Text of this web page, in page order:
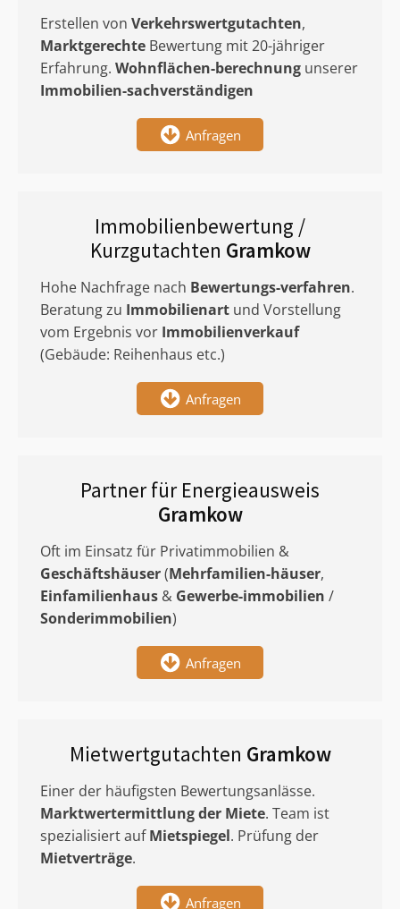
Erstellen von Verkehrswertgutachten,
Marktgerechte Bewertung mit 20-jähriger
Erfahrung. Wohnflächen-berechnung unserer
Immobilien-sachverständigen
Anfragen
Immobilienbewertung /
Kurzgutachten Gramkow
Hohe Nachfrage nach Bewertungs-verfahren.
Beratung zu Immobilienart und Vorstellung
vom Ergebnis vor Immobilienverkauf
(Gebäude: Reihenhaus etc.)
Anfragen
Partner für Energieausweis
Gramkow
Oft im Einsatz für Privatimmobilien &
Geschäftshäuser(Mehrfamilien-häuser,
Einfamilienhaus & Gewerbe-immobilien /
Sonderimmobilien)
Anfragen
Mietwertgutachten Gramkow
Einer der häufigsten Bewertungsanlässe.
Marktwertermittlungder Miete. Team ist
spezialisiert aufMietspiegel. Prüfung der
Mietverträge.
Anfragen